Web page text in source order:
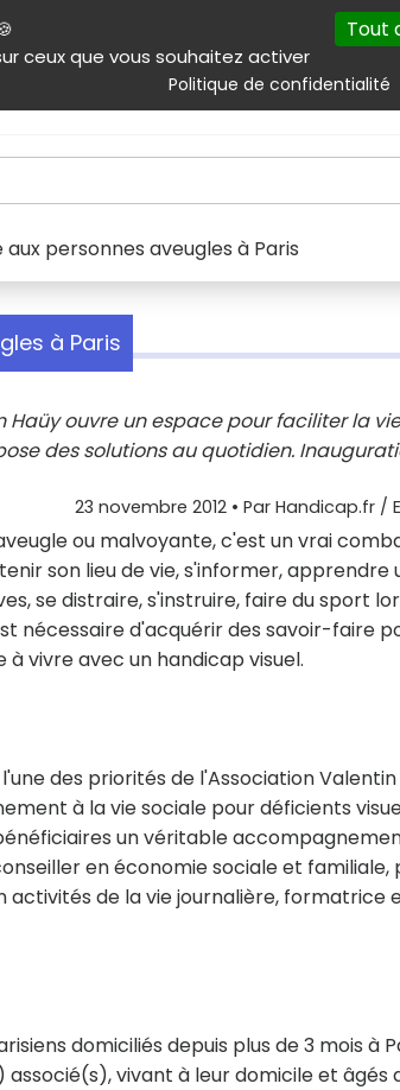
ceux que vous souhaitez activer
Tout
Politique de confidentialité
Autres
Produits & services Emploi
personnes aveugles à Paris
à Paris
Haüy ouvre un espace pour faciliter la
des solutions au quotidien.
23 novembre 2012 • Par Handicap.fr /
ou malvoyante, c'est un vrai
son lieu de vie, s'informer,
se distraire, s'instruire, faire du sport
nécessaire d'acquérir des savoir-faire
vivre avec un handicap visuel.
des priorités de l'Association Valentin
à la vie sociale pour déficients
un véritable
en économie sociale et familiale,
de la vie journalière, formatrice
domiciliés depuis plus de 3 mois à
vivant à leur domicile et âgés